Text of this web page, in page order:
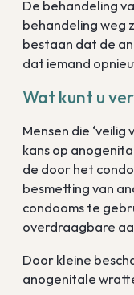
De behandeling
behandeling weg
bestaan dat de
dat iemand
Wat kunt u
Mensen die
kans op
de door het
besmetting van
condooms te
overdraagbare
Door kleine
anogenitale